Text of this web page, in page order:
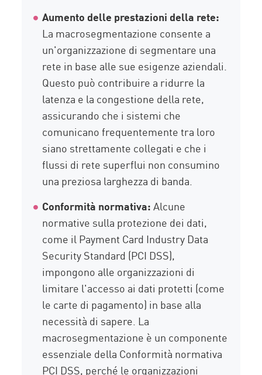
Aumento delle prestazioni della rete:
La macrosegmentazione consente a
un'organizzazione di segmentare una
rete in base alle sue esigenze aziendali.
Questo può contribuire a ridurre la
latenza e la congestione della rete,
assicurando che i sistemi che
comunicano frequentemente tra loro
siano strettamente collegati e che i
flussi di rete superflui non consumino
una preziosa larghezza di banda.
Conformità normativa:Alcune
normative sulla protezione dei dati,
come il Payment Card Industry Data
Security Standard (PCI DSS),
impongono alle organizzazioni di
limitare l'accesso ai dati protetti (come
le carte di pagamento) in base alla
necessità di sapere. La
macrosegmentazione è un componente
essenziale della Conformità normativa
PCI DSS, perché le organizzazioni